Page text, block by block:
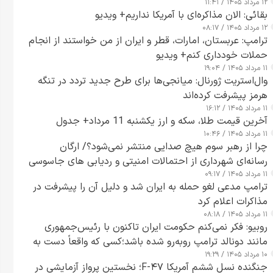
۱۲ مرداد ۱۴۰۵ / ۱۱:۴۱
بقائی: الان مذاکره‌ای با آمریکا نداریم+ ویدیو
۱۲ مرداد ۱۴۰۵ / ۰۸:۱۷
ترامپ: عربستان، امارات، قطر و ایران از من خواستند از انجام
حملات خودداری کنم+ ویدیو
۱۱ مرداد ۱۴۰۵ / ۱۹:۰۴
وال‌استریت ژورنال: میانجی‌ها برای طرح جدید تردد در تنگه
هرمز پیشرفت کرده‌اند
۱۱ مرداد ۱۴۰۵ / ۱۶:۱۲
آخرین قیمت طلا، سکه و ارز یکشنبه 11 مرداد+ جدول
۱۱ مرداد ۱۴۰۵ / ۱۰:۴۶
چرا از رهبر سوم هیچ صدایی منتشر نمی‌شود؟/ ارگان
رسانه‌ای شهرداری از احتمالات امنیتی و ردیابی های جاسوسی
گفت
۱۱ مرداد ۱۴۰۵ / ۰۹:۱۷
ترامپ مدعی لغو حمله به ایران شد و دلیل آن را پیشرفت در
مذاکرات اعلام کرد
۱۱ مرداد ۱۴۰۵ / ۰۸:۱۸
روبیو: فکر نمی‌کنم حکومت ایران تاکنون با رئیس‌جمهوری
مانند دونالد ترامپ روبه‌رو شده باشد؛کسی که واقعاً دست به
اقدام می‌زند
۱۰ مرداد ۱۴۰۵ / ۱۹:۲۹
جنگنده نسل ششم آمریکا F-۴۷؛ نخستین پرواز آزمایشی در